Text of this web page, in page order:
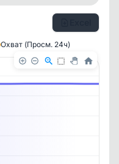
Охват (Просм. 24ч)